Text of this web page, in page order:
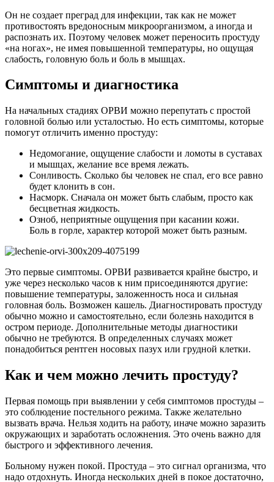
Он не создает преград для инфекции, так как не может
противостоять вредоносным микроорганизмом, а иногда и
распознать их. Поэтому человек может переносить простуду
«на ногах», не имея повышенной температуры, но ощущая
слабость, головную боль и боль в мышцах.
Симптомы и диагностика
На начальных стадиях ОРВИ можно перепутать с простой
головной болью или усталостью. Но есть симптомы, которые
помогут отличить именно простуду:
Недомогание, ощущение слабости и ломоты в суставах
и мышцах, желание все время лежать.
Сонливость. Сколько бы человек не спал, его все равно
будет клонить в сон.
Насморк. Сначала он может быть слабым, просто как
бесцветная жидкость.
Озноб, неприятные ощущения при касании кожи.
Боль в горле, характер которой может быть разным.
Это первые симптомы. ОРВИ развивается крайне быстро, и
уже через несколько часов к ним присоединяются другие:
повышение температуры, заложенность носа и сильная
головная боль. Возможен кашель. Диагностировать простуду
обычно можно и самостоятельно, если болезнь находится в
остром периоде. Дополнительные методы диагностики
обычно не требуются. В определенных случаях может
понадобиться рентген носовых пазух или грудной клетки.
Как и чем можно лечить простуду?
Первая помощь при выявлении у себя симптомов простуды –
это соблюдение постельного режима. Также желательно
вызвать врача. Нельзя ходить на работу, иначе можно заразить
окружающих и заработать осложнения. Это очень важно для
быстрого и эффективного лечения.
Больному нужен покой. Простуда – это сигнал организма, что
надо отдохнуть. Иногда нескольких дней в покое достаточно,